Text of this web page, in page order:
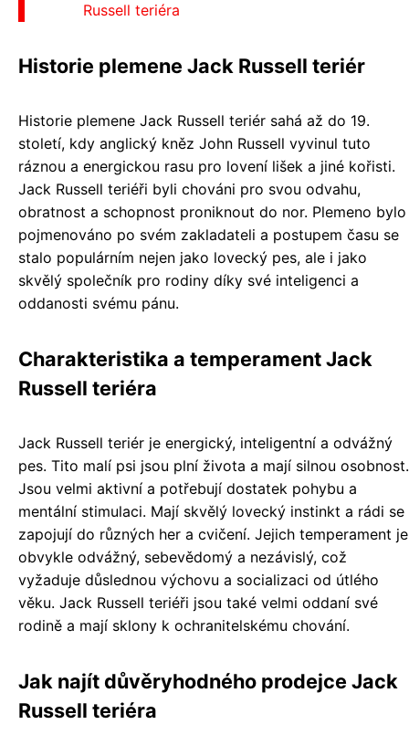
Russell teriéra
Historie plemene Jack Russell teriér
Historie plemene Jack Russell teriér sahá až do 19.
století, kdy anglický kněz John Russell vyvinul tuto
ráznou a energickou rasu pro lovení lišek a jiné kořisti.
Jack Russell teriéři byli chováni pro svou odvahu,
obratnost a schopnost proniknout do nor. Plemeno bylo
pojmenováno po svém zakladateli a postupem času se
stalo populárním nejen jako lovecký pes, ale i jako
skvělý společník pro rodiny díky své inteligenci a
oddanosti svému pánu.
Charakteristika a temperament Jack
Russell teriéra
Jack Russell teriér je energický, inteligentní a odvážný
pes. Tito malí psi jsou plní života a mají silnou osobnost.
Jsou velmi aktivní a potřebují dostatek pohybu a
mentální stimulaci. Mají skvělý lovecký instinkt a rádi se
zapojují do různých her a cvičení. Jejich temperament je
obvykle odvážný, sebevědomý a nezávislý, což
vyžaduje důslednou výchovu a socializaci od útlého
věku. Jack Russell teriéři jsou také velmi oddaní své
rodině a mají sklony k ochranitelskému chování.
Jak najít důvěryhodného prodejce Jack
Russell teriéra